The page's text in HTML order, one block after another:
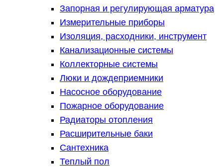
Запорная и регулирующая арматура
Измерительные приборы
Изоляция, расходники, инструмент
Канализационные системы
Коллекторные системы
Люки и дождеприемники
Насосное оборудование
Пожарное оборудование
Радиаторы отопления
Расширительные баки
Сантехника
Теплый пол